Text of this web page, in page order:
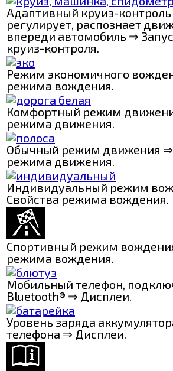
Адаптивный круиз-контроль
регулирует, распознает
впереди автомобиль ⇒
круиз-контроля.
Режим экономичного
режима вождения.
Комфортный режим
режима движения.
Обычный режим движения ⇒
режима движения.
Индивидуальный режим
Свойства режима вождения.
Спортивный режим
режима вождения.
Мобильный телефон,
Bluetooth® ⇒ Дисплеи.
Уровень заряда
телефона ⇒ Дисплеи.